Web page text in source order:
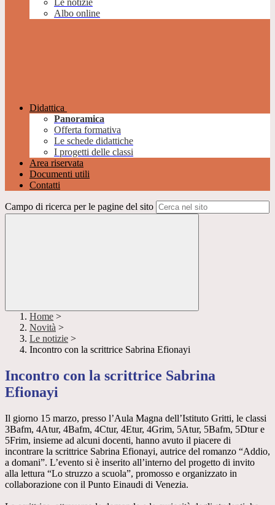
Le notizie
Albo online
Didattica
Panoramica
Offerta formativa
Le schede didattiche
I progetti delle classi
Area riservata
Documenti utili
Contatti
Campo di ricerca per le pagine del sito
Home >
Novità >
Le notizie >
Incontro con la scrittrice Sabrina Efionayi
Incontro con la scrittrice Sabrina
Efionayi
Il giorno 15 marzo, presso l’Aula Magna dell’Istituto Gritti, le classi
3Bafm, 4Atur, 4Bafm, 4Ctur, 4Etur, 4Grim, 5Atur, 5Bafm, 5Dtur e
5Frim, insieme ad alcuni docenti, hanno avuto il piacere di
incontrare la scrittrice Sabrina Efionayi, autrice del romanzo “Addio,
a domani”. L’evento si è inserito all’interno del progetto di invito
alla lettura “Lo struzzo a scuola”, promosso e organizzato in
collaborazione con il Punto Einaudi di Venezia.